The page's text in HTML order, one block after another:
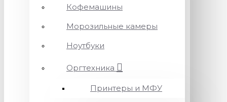
Кофемашины
Морозильные камеры
Ноутбуки
Оргтехника
Принтеры и МФУ